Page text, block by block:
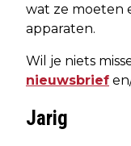
wat ze moeten
apparaten.
Wil je niets
nieuwsbrief
Jarig